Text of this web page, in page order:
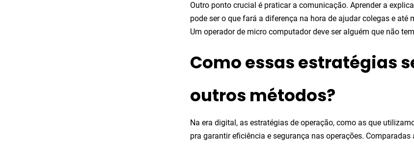
Outro ponto crucial é praticar a comunicação. Aprender a
pode ser o que fará a diferença na hora de ajudar colegas e até
Um operador de micro computador deve ser alguém que não
Como essas estratégias
outros métodos?
Na era digital, as estratégias de operação, como as que
pra garantir eficiência e segurança nas operações.